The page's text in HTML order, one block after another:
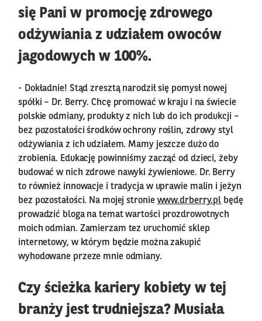
się Pani w promocję zdrowego
odżywiania z udziałem owoców
jagodowych w 100%.
- Dokładnie! Stąd zresztą narodził się pomysł nowej
spółki – Dr. Berry. Chcę promować w kraju i na świecie
polskie odmiany, produkty z nich lub do ich produkcji –
bez pozostałości środków ochrony roślin, zdrowy styl
odżywiania z ich udziałem. Mamy jeszcze dużo do
zrobienia. Edukację powinniśmy zacząć od dzieci, żeby
budować w nich zdrowe nawyki żywieniowe. Dr. Berry
to również innowacje i tradycja w uprawie malin i jeżyn
bez pozostałości. Na mojej stronie www.drberry.pl będę
prowadzić bloga na temat wartości prozdrowotnych
moich odmian. Zamierzam tez uruchomić sklep
internetowy, w którym będzie można zakupić
wyhodowane przeze mnie odmiany.
Czy ścieżka kariery kobiety w tej
branży jest trudniejsza? Musiała